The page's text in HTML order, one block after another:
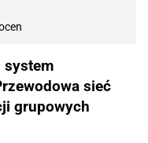
system
sieć
grupowych